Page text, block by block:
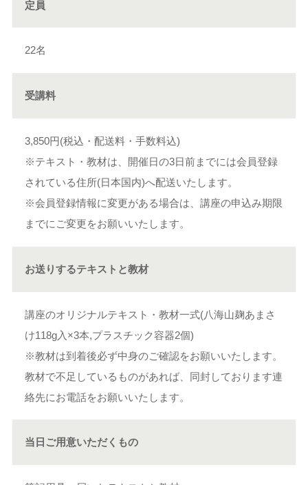
定員
22名
受講料
3,850円(税込・配送料・手数料込)
※テキスト・教材は、開催日の3日前までには会員登録
されている住所(日本国内)へ配送いたします。
※会員登録情報に変更がある場合は、講座の申込み期限
までにご変更をお願いいたします。
お送りするテキストと教材
講座のオリジナルテキスト・教材一式(八海山麹あまさ
け118g入×3本,プラスチック容器2個)
※教材は到着後必ず中身のご確認をお願いいたします。
教材で不足しているものがあれば、同封しております連
絡先にお電話をお願いいたします。
当日ご用意いただくもの